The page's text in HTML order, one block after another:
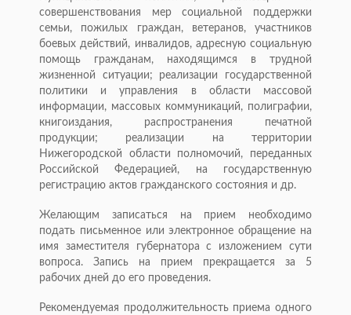
совершенствования мер социальной поддержки
семьи, пожилых граждан, ветеранов, участников
боевых действий, инвалидов, адресную социальную
помощь гражданам, находящимся в трудной
жизненной ситуации; реализации государственной
политики и управления в области массовой
информации, массовых коммуникаций, полиграфии,
книгоиздания, распространения печатной
продукции; реализации на территории
Нижегородской области полномочий, переданных
Российской Федерацией, на государственную
регистрацию актов гражданского состояния и др.
Желающим записаться на прием необходимо
подать письменное или электронное обращение на
имя заместителя губернатора с изложением сути
вопроса. Запись на прием прекращается за 5
рабочих дней до его проведения.
Рекомендуемая продолжительность приема одного